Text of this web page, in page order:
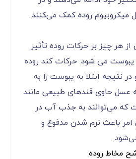
میکروبیوم روده کمک می‌کنند.
هر چیز بر حرکات روده تأثیر
یبوست می شود. حرکات کند روده
نتیجه ابتلا به یبوست را به
عسل حاوی قندهای طبیعی مانند
که می‌توانند به جذب آب در
امر باعث نرم شدن مدفوع و